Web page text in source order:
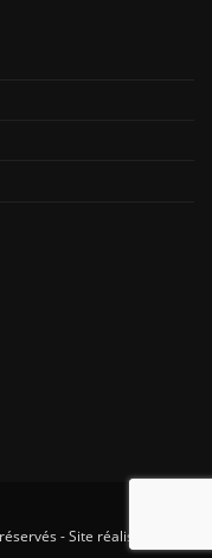
- Site réalisé par